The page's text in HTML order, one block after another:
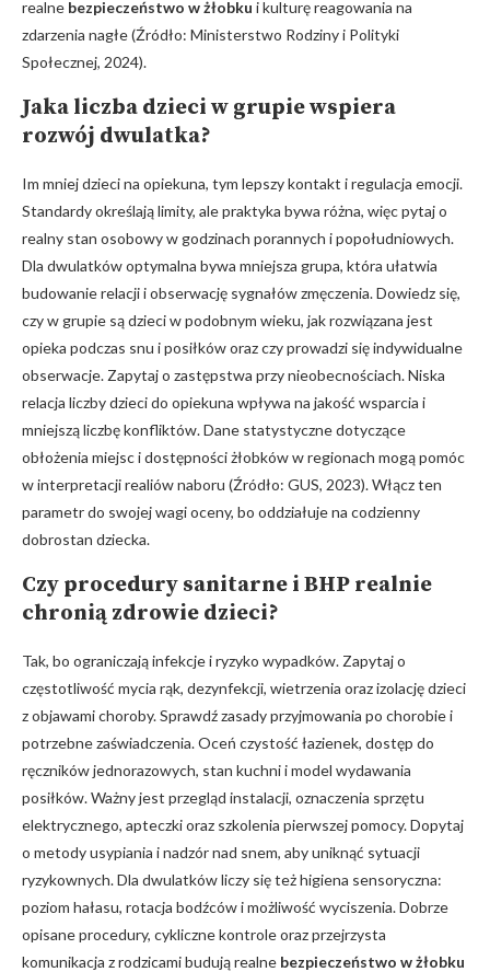
realne bezpieczeństwo w żłobku i kulturę reagowania na
zdarzenia nagłe (Źródło: Ministerstwo Rodziny i Polityki
Społecznej, 2024).
Jaka liczba dzieci w grupiewspiera
rozwój dwulatka?
Im mniej dzieci na opiekuna, tym lepszy kontakt i regulacja emocji.
Standardy określają limity, ale praktyka bywa różna, więc pytaj o
realny stan osobowy w godzinach porannych i popołudniowych.
Dla dwulatków optymalna bywa mniejsza grupa, która ułatwia
budowanie relacji i obserwację sygnałów zmęczenia. Dowiedz się,
czy w grupie są dzieci w podobnym wieku, jak rozwiązana jest
opieka podczas snu i posiłków oraz czy prowadzi się indywidualne
obserwacje. Zapytaj o zastępstwa przy nieobecnościach. Niska
relacja liczby dzieci do opiekuna wpływa na jakość wsparcia i
mniejszą liczbę konfliktów. Dane statystyczne dotyczące
obłożenia miejsc i dostępności żłobków w regionach mogą pomóc
w interpretacji realiów naboru (Źródło: GUS, 2023). Włącz ten
parametr do swojej wagi oceny, bo oddziałuje na codzienny
dobrostan dziecka.
Czy procedury sanitarne i BHP realnie
chronią zdrowie dzieci?
Tak, bo ograniczają infekcje i ryzyko wypadków. Zapytaj o
częstotliwość mycia rąk, dezynfekcji, wietrzenia oraz izolację dzieci
z objawami choroby. Sprawdź zasady przyjmowania po chorobie i
potrzebne zaświadczenia. Oceń czystość łazienek, dostęp do
ręczników jednorazowych, stan kuchni i model wydawania
posiłków. Ważny jest przegląd instalacji, oznaczenia sprzętu
elektrycznego, apteczki oraz szkolenia pierwszej pomocy. Dopytaj
o metody usypiania i nadzór nad snem, aby uniknąć sytuacji
ryzykownych. Dla dwulatków liczy się też higiena sensoryczna:
poziom hałasu, rotacja bodźców i możliwość wyciszenia. Dobrze
opisane procedury, cykliczne kontrole oraz przejrzysta
komunikacja z rodzicami budują realne bezpieczeństwo w żłobku